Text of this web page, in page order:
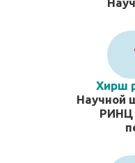
Хирш
Научной
РИНЦ